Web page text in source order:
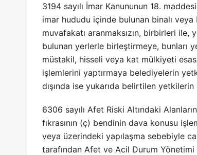
3194 sayılı İmar Kanununun 18.
imar hududu içinde bulunan binalı
muvafakatı aranmaksızın, birbirleri
bulunan yerlerle birleştirmeye, bunları
müstakil, hisseli veya kat mülkiyeti
işlemlerini yaptırmaya belediyelerin
dışında ise yukarıda belirtilen yetkilerin
6306 sayılı Afet Riski Altındaki
fıkrasının (ç) bendinin dava konusu
veya üzerindeki yapılaşma sebebiyle
tarafından Afet ve Acil Durum Yönetimi